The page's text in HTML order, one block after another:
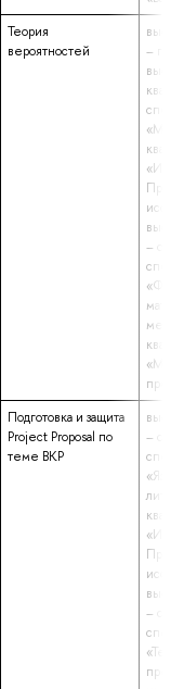
Теория
вероятностей
–
–
Подготовка и защита
Project Proposal по
теме ВКР
–
–